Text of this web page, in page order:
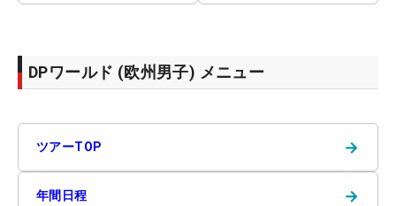
DPワールド (欧州男子) メニュー
ツアーTOP →
年間日程 →